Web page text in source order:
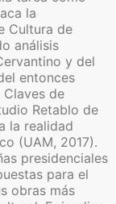
la
Cultura de
análisis
y del
entonces
de
Retablo de
la realidad
(UAM, 2017).
presidenciales
para el
obras más